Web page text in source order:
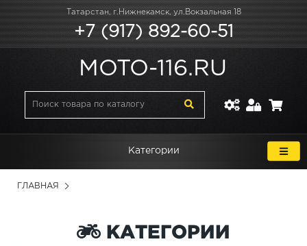
Татарстан, г.Нижнекамск, ул.Вокзальная 18
+7 (917) 892-60-51
MOTO-116.RU
Категории
ГЛАВНАЯ
КАТЕГОРИИ